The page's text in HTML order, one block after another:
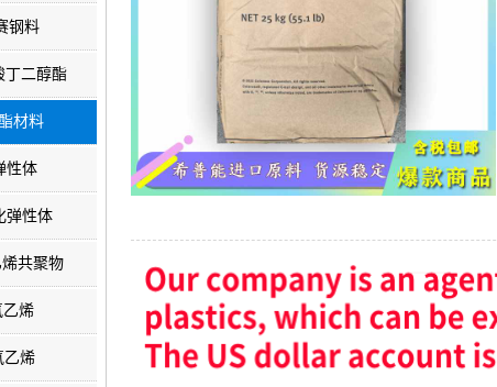
钢料
丁二醇酯
材料
性体
弹性体
共聚物
乙烯
乙烯